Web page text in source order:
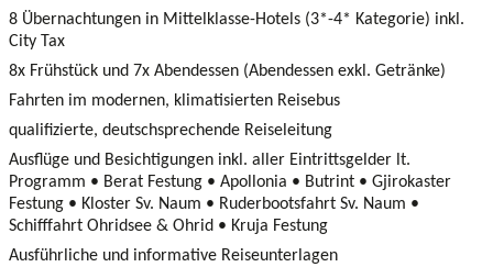
8 Übernachtungen in Mittelklasse-Hotels (3*-4* Kategorie) inkl.
City Tax
8x Frühstück und 7x Abendessen (Abend­essen exkl. Getränke)
Fahrten im modernen, klimatisierten Reisebus
qualifizierte, deutschsprechende Reise­leitung
Ausflüge und Besichtigungen inkl. aller Eintrittsgelder lt.
Programm • Berat Festung • Apollonia • Butrint • Gjirokaster
Festung • Kloster Sv. Naum • Ruderbootsfahrt Sv. Naum •
Schifffahrt Ohridsee & Ohrid • Kruja Festung
Ausführliche und informative Reiseunter­lagen